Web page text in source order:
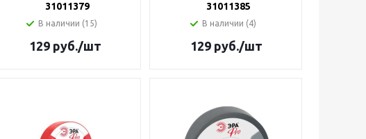
31011379
В наличии (15)
129руб./шт
31011385
В наличии (4)
129руб./шт